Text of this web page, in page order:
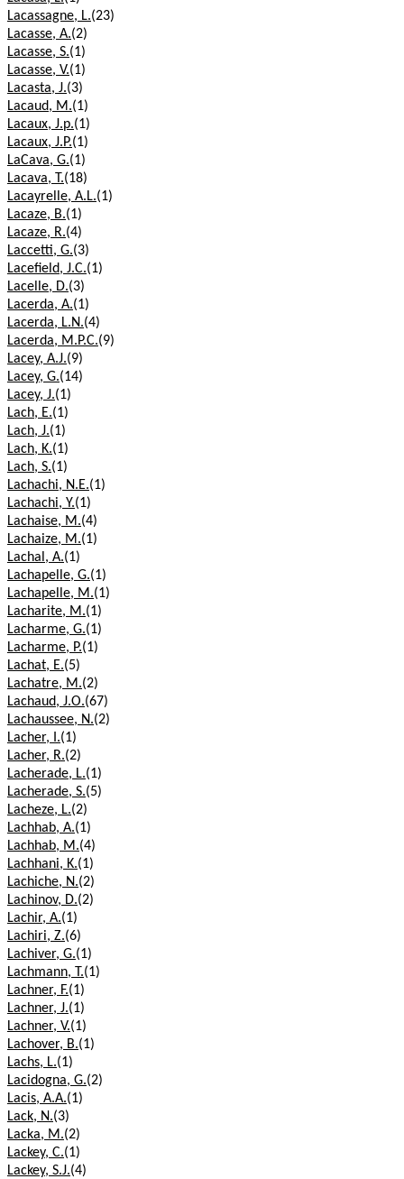
Lacassagne, L.(23)
Lacasse, A.(2)
Lacasse, S.(1)
Lacasse, V.(1)
Lacasta, J.(3)
Lacaud, M.(1)
Lacaux, J.p.(1)
Lacaux, J.P.(1)
LaCava, G.(1)
Lacava, T.(18)
Lacayrelle, A.L.(1)
Lacaze, B.(1)
Lacaze, R.(4)
Laccetti, G.(3)
Lacefield, J.C.(1)
Lacelle, D.(3)
Lacerda, A.(1)
Lacerda, L.N.(4)
Lacerda, M.P.C.(9)
Lacey, A.J.(9)
Lacey, G.(14)
Lacey, J.(1)
Lach, E.(1)
Lach, J.(1)
Lach, K.(1)
Lach, S.(1)
Lachachi, N.E.(1)
Lachachi, Y.(1)
Lachaise, M.(4)
Lachaize, M.(1)
Lachal, A.(1)
Lachapelle, G.(1)
Lachapelle, M.(1)
Lacharite, M.(1)
Lacharme, G.(1)
Lacharme, P.(1)
Lachat, E.(5)
Lachatre, M.(2)
Lachaud, J.O.(67)
Lachaussee, N.(2)
Lacher, I.(1)
Lacher, R.(2)
Lacherade, L.(1)
Lacherade, S.(5)
Lacheze, L.(2)
Lachhab, A.(1)
Lachhab, M.(4)
Lachhani, K.(1)
Lachiche, N.(2)
Lachinov, D.(2)
Lachir, A.(1)
Lachiri, Z.(6)
Lachiver, G.(1)
Lachmann, T.(1)
Lachner, F.(1)
Lachner, J.(1)
Lachner, V.(1)
Lachover, B.(1)
Lachs, L.(1)
Lacidogna, G.(2)
Lacis, A.A.(1)
Lack, N.(3)
Lacka, M.(2)
Lackey, C.(1)
Lackey, S.J.(4)